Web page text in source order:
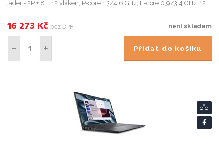
jader - 2P + 8E, 12 vláken, P-core 1,3/4,6 GHz, E-core 0,9/3,4 GHz, 12
není skladem
16 273 Kč bez DPH
Přidat do košíku